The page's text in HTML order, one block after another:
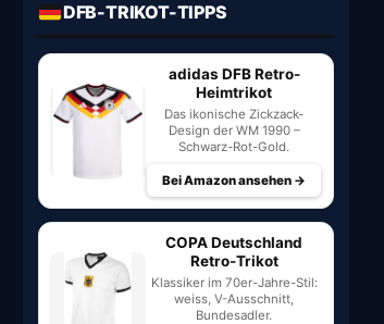
DFB-TRIKOT-TIPPS
adidas DFB Retro-
Heimtrikot
Das ikonische Zickzack-
Design der WM 1990 –
Schwarz-Rot-Gold.
Bei Amazon ansehen →
COPA Deutschland
Retro-Trikot
Klassiker im 70er-Jahre-Stil:
weiss, V-Ausschnitt,
Bundesadler.